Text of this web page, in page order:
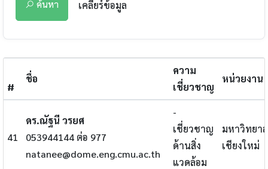
ค้นหา เคลียร์ข้อมูล
#
ชื่อ
ความ
เชี่ยวชาญ
หน่วยงาน
41
ดร.ณัฐนี วรยศ
053944144 ต่อ 977
natanee@dome.eng.cmu.ac.th
-
เชี่ยวชาญ
ด้านสิ่ง
แวดล้อม
มหาวิทยา
เชียงใหม่